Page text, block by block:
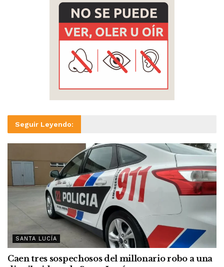
Seguir Leyendo:
SANTA LUCÍA
Caen tres sospechosos del millonario robo a una